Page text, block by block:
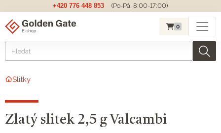
+420 776 448 853 (Po-Pá, 8:00-17:00)
0
Slitky
Zlatý slitek 2,5 g Valcambi